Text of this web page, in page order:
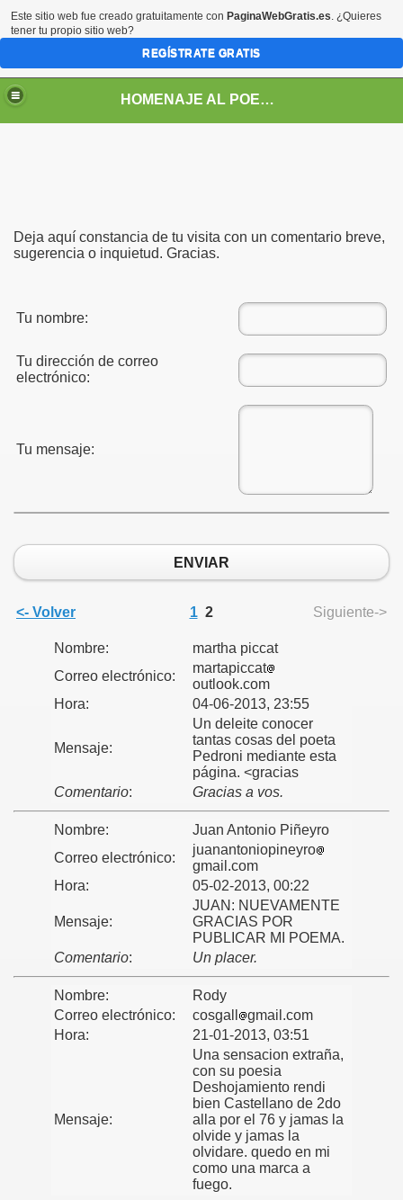
HOMENAJE AL POETA ARGENTINO JOSE PEDRONI
Deja aquí constancia de tu visita con un comentario breve,
sugerencia o inquietud. Gracias.
Tu nombre:
Tu dirección de correo
electrónico:
Tu mensaje:
ENVIAR
<- Volver 1 2 Siguiente->
Nombre:
martha piccat
Correo electrónico:
martapiccat
outlook.com
Hora:
04-06-2013, 23:55
Mensaje:
Un deleite conocer
tantas cosas del poeta
Pedroni mediante esta
página. <gracias
Comentario: Gracias a vos.
Nombre:
Juan Antonio Piñeyro
Correo electrónico:
juanantoniopineyro
gmail.com
Hora:
05-02-2013, 00:22
Mensaje:
JUAN: NUEVAMENTE
GRACIAS POR
PUBLICAR MI POEMA.
Comentario: Un placer.
Nombre:
Rody
Correo electrónico:
cosgall
gmail.com
Hora:
21-01-2013, 03:51
Mensaje:
Una sensacion extraña,
con su poesia
Deshojamiento rendi
bien Castellano de 2do
alla por el 76 y jamas la
olvide y jamas la
olvidare. quedo en mi
como una marca a
fuego.
DE JOSE PEDRONI
Este sitio web fue creado gratuitamente con PaginaWebGratis.es. ¿Quieres
tener tu propio sitio web?
REGÍSTRATE GRATIS